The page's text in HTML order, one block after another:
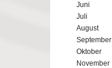
Juni
Juli
August
September
Oktober
November